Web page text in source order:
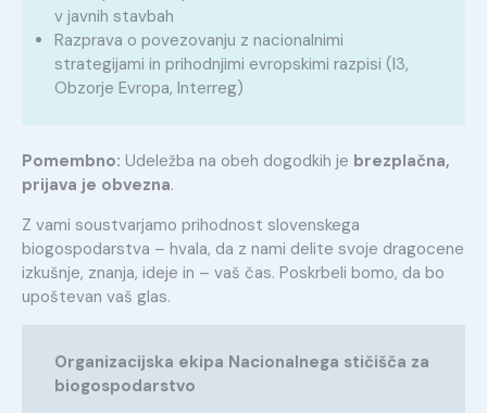
v javnih stavbah
Razprava o povezovanju z nacionalnimi
strategijami in prihodnjimi evropskimi razpisi (I3,
Obzorje Evropa, Interreg)
Pomembno: Udeležba na obeh dogodkih je brezplačna,
prijava je obvezna.
Z vami soustvarjamo prihodnost slovenskega
biogospodarstva – hvala, da z nami delite svoje dragocene
izkušnje, znanja, ideje in – vaš čas. Poskrbeli bomo, da bo
upoštevan vaš glas.
Organizacijska ekipa Nacionalnega stičišča za
biogospodarstvo